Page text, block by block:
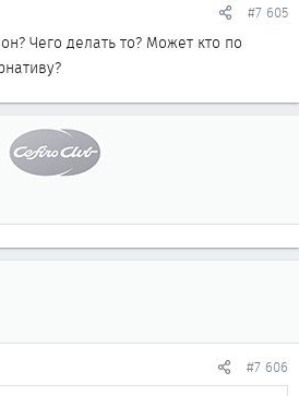
#7 605
Чего делать то? Может кто по
#7 606